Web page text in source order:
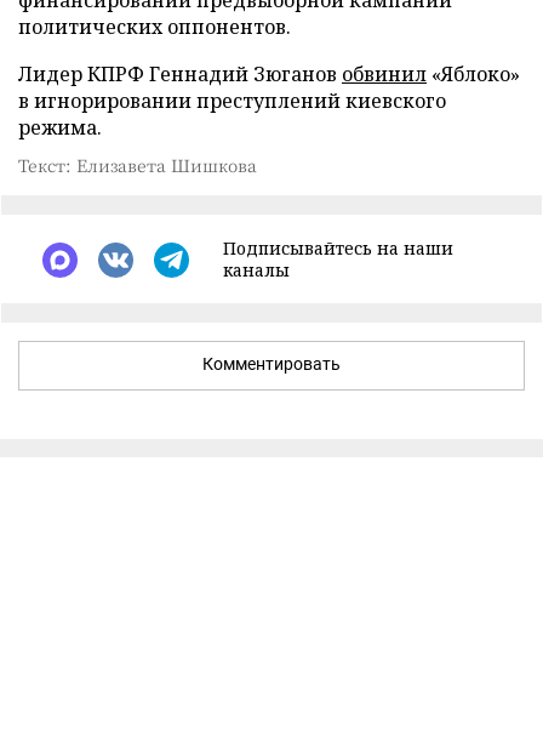
политических оппонентов.
Лидер КПРФ Геннадий Зюганов обвинил «Яблоко»
в игнорировании преступлений киевского
режима.
Текст: Елизавета Шишкова
Подписывайтесь на наши
каналы
Комментировать